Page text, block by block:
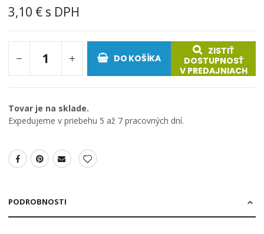
3,10 €
DO KOŠÍKA
ZISTIŤ
DOSTUPNOSŤ
V PREDAJNIACH
Tovar je na sklade.
Expedujeme v priebehu 5 až 7 pracovných dní.
PODROBNOSTI